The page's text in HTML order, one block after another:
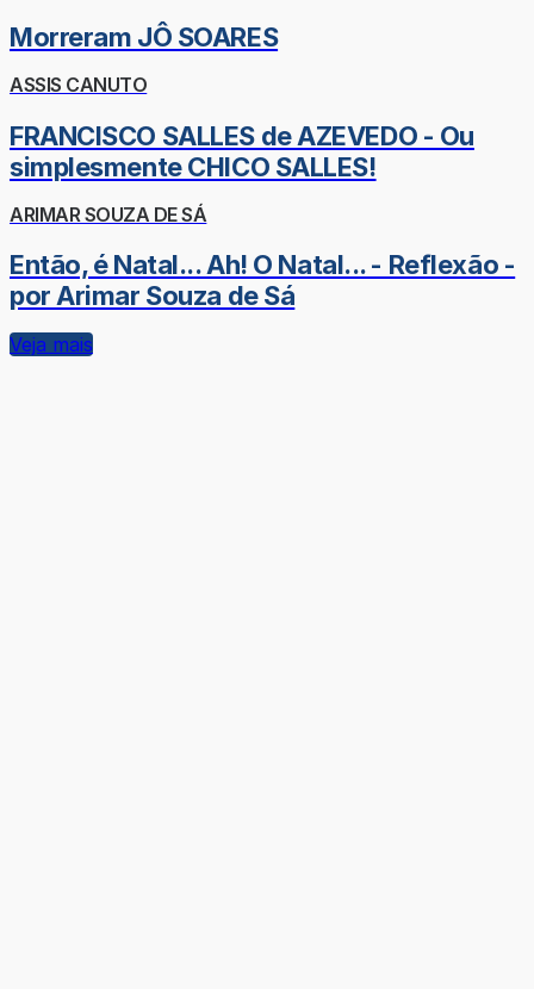
Morreram JÔ SOARES
ASSIS CANUTO
FRANCISCO SALLES de AZEVEDO - Ou
simplesmente CHICO SALLES!
ARIMAR SOUZA DE SÁ
Então, é Natal... Ah! O Natal... - Reflexão -
por Arimar Souza de Sá
Veja mais